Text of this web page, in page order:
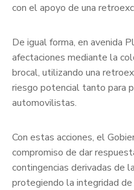
con el apoyo de una
De igual forma, en avenida
afectaciones mediante la
brocal, utilizando una
riesgo potencial tanto para
automovilistas.
Con estas acciones, el
compromiso de dar
contingencias derivadas de
protegiendo la integridad